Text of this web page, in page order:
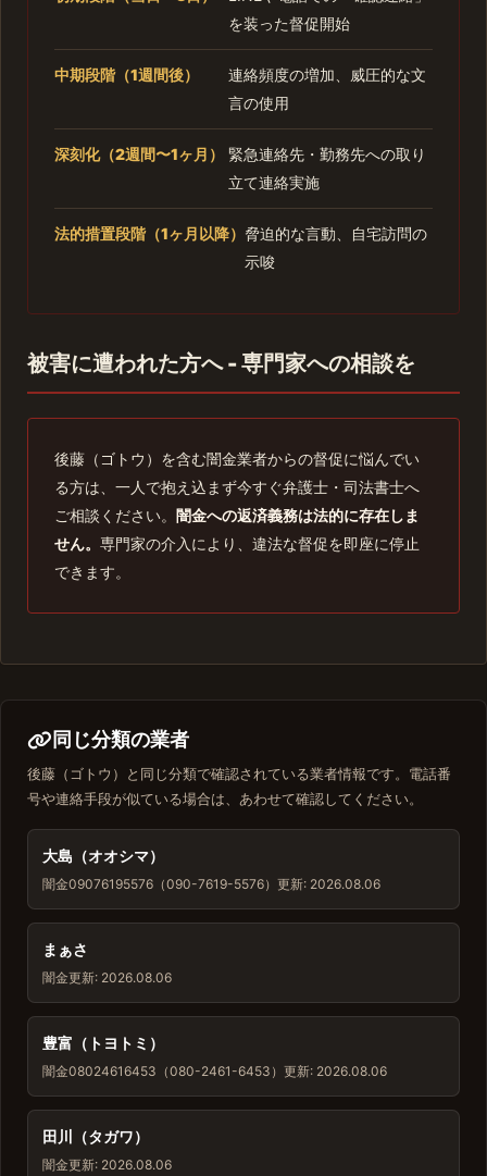
を装った督促開始
中期段階（1週間後）
連絡頻度の増加、威圧的な文
言の使用
深刻化（2週間〜1ヶ月）
緊急連絡先・勤務先への取り
立て連絡実施
法的措置段階（1ヶ月以降） 脅迫的な言動、自宅訪問の
示唆
被害に遭われた方へ - 専門家への相談を
後藤（ゴトウ）を含む闇金業者からの督促に悩んでい
る方は、一人で抱え込まず今すぐ弁護士・司法書士へ
ご相談ください。 闇金への返済義務は法的に存在しま
せん。 専門家の介入により、違法な督促を即座に停止
できます。
同じ分類の業者
後藤（ゴトウ）と同じ分類で確認されている業者情報です。電話番
号や連絡手段が似ている場合は、あわせて確認してください。
大島（オオシマ）
闇金09076195576（090-7619-5576） 更新: 2026.08.06
まぁさ
闇金更新: 2026.08.06
豊富（トヨトミ）
闇金08024616453（080-2461-6453） 更新: 2026.08.06
田川（タガワ）
闇金更新: 2026.08.06